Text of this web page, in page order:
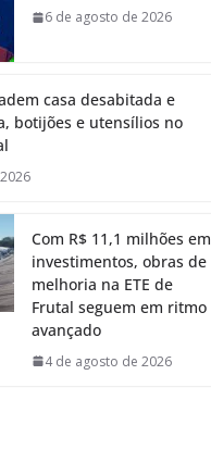
6 de agosto de 2026
casa desabitada e
botijões e utensílios no
Com R$ 11,1 milhões em
investimentos, obras de
melhoria na ETE de
Frutal seguem em ritmo
avançado
4 de agosto de 2026